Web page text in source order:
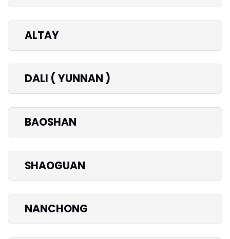
ALTAY
DALI ( YUNNAN )
BAOSHAN
SHAOGUAN
NANCHONG